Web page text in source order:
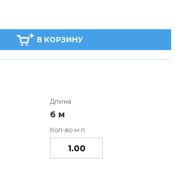
В КОРЗИНУ
6 м